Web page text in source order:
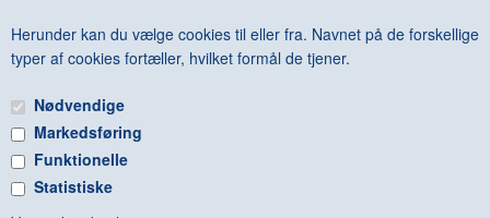
Herunder kan du vælge cookies til eller fra. Navnet på de forskellige
typer af cookies fortæller, hvilket formål de tjener.
Nødvendige
Markedsføring
Funktionelle
Statistiske
Antal varer: 2 Vis uden moms Anbefal Print
FRI FRAGT VED KØB OVER KR. 600 - © Copyright 2015 -